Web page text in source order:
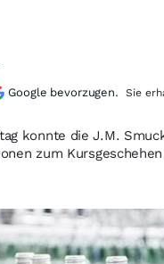
konnte die J.M.
zum
Google bevorzugen. Sie